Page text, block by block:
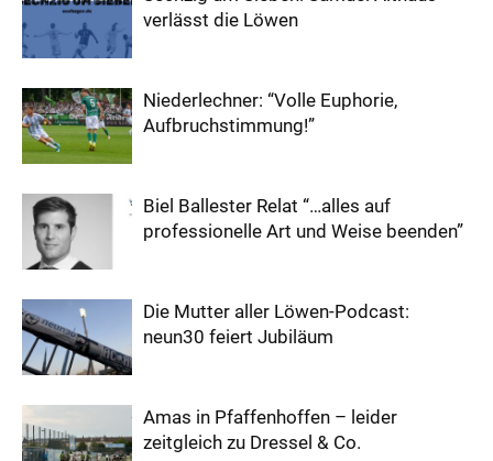
verlässt die Löwen
Niederlechner: “Volle Euphorie,
Aufbruchstimmung!”
Biel Ballester Relat “…alles auf
professionelle Art und Weise beenden”
Die Mutter aller Löwen-Podcast:
neun30 feiert Jubiläum
Amas in Pfaffenhoffen – leider
zeitgleich zu Dressel & Co.